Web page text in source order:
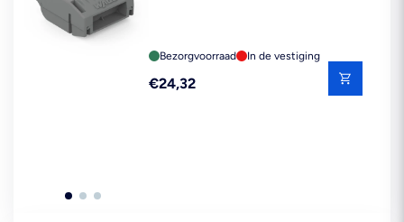
Bezorgvoorraad In de vestiging
Reguliere
€24,32